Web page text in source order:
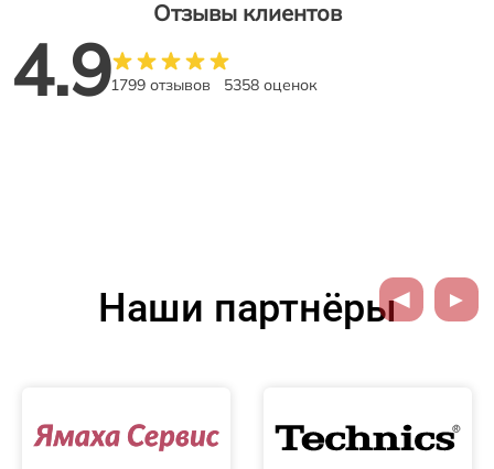
Отзывы клиентов
4.91799 отзывов 5358 оценок
Наши партнёры